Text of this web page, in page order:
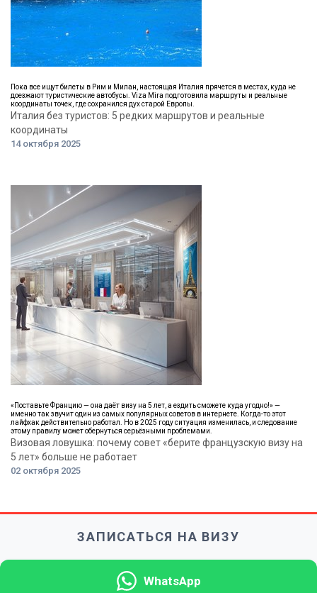
Пока все ищут билеты в Рим и Милан, настоящая Италия прячется в местах, куда не
доезжают туристические автобусы. Viza Mira подготовила маршруты и реальные
координаты точек, где сохранился дух старой Европы.
Италия без туристов: 5 редких маршрутов и реальные
координаты
14 октября 2025
«Поставьте Францию — она даёт визу на 5 лет, а ездить сможете куда угодно!» —
именно так звучит один из самых популярных советов в интернете. Когда-то этот
лайфхак действительно работал. Но в 2025 году ситуация изменилась, и следование
этому правилу может обернуться серьёзными проблемами.
Визовая ловушка: почему совет «берите французскую визу на
5 лет» больше не работает
02 октября 2025
ЗАПИСАТЬСЯ НА ВИЗУ
WhatsApp